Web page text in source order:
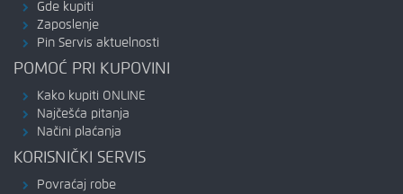
Gde kupiti
Zaposlenje
Pin Servis aktuelnosti
POMOĆ PRI KUPOVINI
Kako kupiti ONLINE
Najčešća pitanja
Načini plaćanja
KORISNIČKI SERVIS
Povraćaj robe